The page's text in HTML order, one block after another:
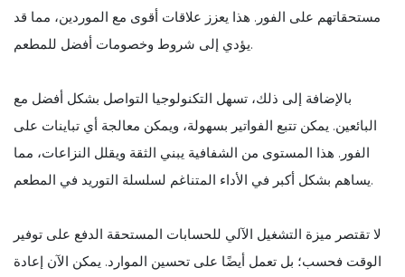
مستحقاتهم على الفور. هذا يعزز علاقات أقوى مع الموردين، مما قد
يؤدي إلى شروط وخصومات أفضل للمطعم.
بالإضافة إلى ذلك، تسهل التكنولوجيا التواصل بشكل أفضل مع
البائعين. يمكن تتبع الفواتير بسهولة، ويمكن معالجة أي تباينات على
الفور. هذا المستوى من الشفافية يبني الثقة ويقلل النزاعات، مما
يساهم بشكل أكبر في الأداء المتناغم لسلسلة التوريد في المطعم.
لا تقتصر ميزة التشغيل الآلي للحسابات المستحقة الدفع على توفير
الوقت فحسب؛ بل تعمل أيضًا على تحسين الموارد. يمكن الآن إعادة